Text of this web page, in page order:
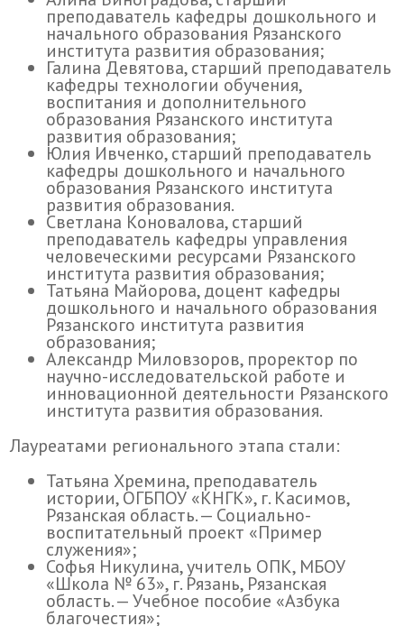
преподаватель кафедры дошкольного и
начального образования Рязанского
института развития образования;
Галина Девятова, старший преподаватель
кафедры технологии обучения,
воспитания и дополнительного
образования Рязанского института
развития образования;
Юлия Ивченко, старший преподаватель
кафедры дошкольного и начального
образования Рязанского института
развития образования.
Светлана Коновалова, старший
преподаватель кафедры управления
человеческими ресурсами Рязанского
института развития образования;
Татьяна Майорова, доцент кафедры
дошкольного и начального образования
Рязанского института развития
образования;
Александр Миловзоров, проректор по
научно-исследовательской работе и
инновационной деятельности Рязанского
института развития образования.
Лауреатами регионального этапа стали:
Татьяна Хремина, преподаватель
истории, ОГБПОУ «КНГК», г. Касимов,
Рязанская область. — Социально-
воспитательный проект «Пример
служения»;
Софья Никулина, учитель ОПК, МБОУ
«Школа № 63», г. Рязань, Рязанская
область. — Учебное пособие «Азбука
благочестия»;